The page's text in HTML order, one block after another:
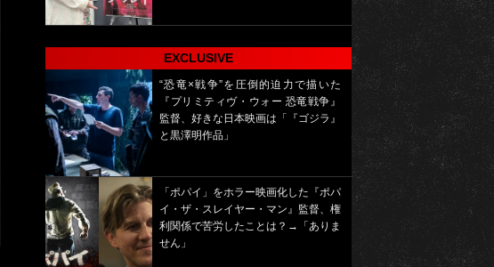
EXCLUSIVE
“恐竜×戦争”を圧倒的迫力で描いた
『プリミティヴ・ウォー 恐竜戦争』
監督、好きな日本映画は「『ゴジラ』
と黒澤明作品」
「ポパイ」をホラー映画化した『ポパ
イ・ザ・スレイヤー・マン』監督、権
利関係で苦労したことは？→「ありま
せん」